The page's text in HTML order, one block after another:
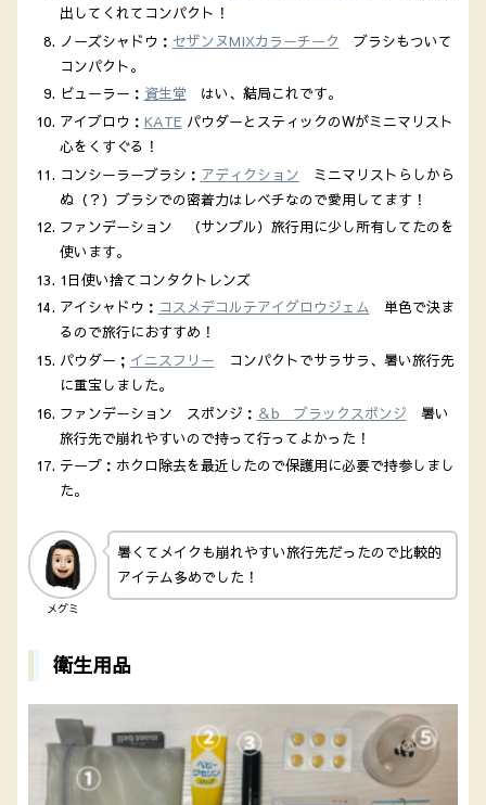
出してくれてコンパクト！
ノーズシャドウ： セザンヌMIXカラーチーク ブラシもついて
コンパクト。
ビューラー： 資生堂 はい、結局これです。
アイブロウ： KATEパウダーとスティックのWがミニマリスト
心をくすぐる！
コンシーラーブラシ： アディクション ミニマリストらしから
ぬ（？）ブラシでの密着力はレベチなので愛用してます！
ファンデーション （サンプル）旅行用に少し所有してたのを
使います。
1日使い捨てコンタクトレンズ
アイシャドウ： コスメデコルテアイグロウジェム 単色で決ま
るので旅行におすすめ！
パウダー； イニスフリー コンパクトでサラサラ、暑い旅行先
に重宝しました。
ファンデーション スポンジ： ＆b ブラックスポンジ 暑い
旅行先で崩れやすいので持って行ってよかった！
テープ：ホクロ除去を最近したので保護用に必要で持参しまし
た。
メグミ
暑くてメイクも崩れやすい旅行先だったので比較的
アイテム多めでした！
衛生用品